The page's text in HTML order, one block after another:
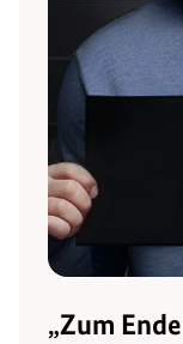
„Zum